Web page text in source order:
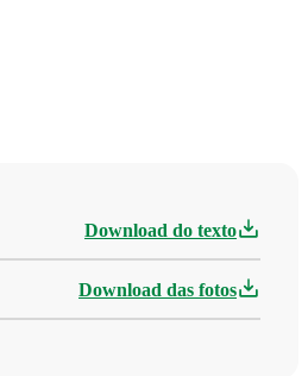
Download do texto
Download das fotos